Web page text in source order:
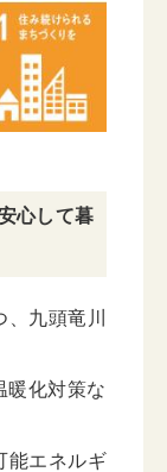
心して暮
九頭竜川
暖化対策な
能エネルギ